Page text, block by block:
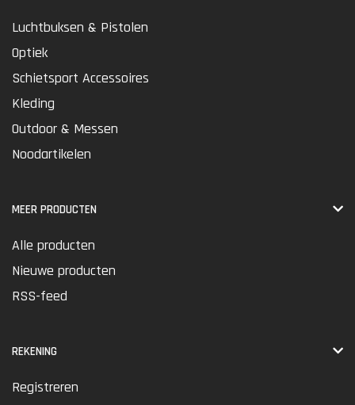
Luchtbuksen & Pistolen
Optiek
Schietsport Accessoires
Kleding
Outdoor & Messen
Noodartikelen
MEER PRODUCTEN
Alle producten
Nieuwe producten
RSS-feed
REKENING
Registreren